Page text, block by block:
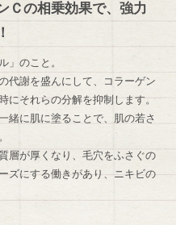
Ｃの相乗効果で、強力
」のこと。
代謝を盛んにして、コラーゲン
にそれらの分解を抑制します。
緒に肌に塗ることで、肌の若さ
層が厚くなり、毛穴をふさぐの
ズにする働きがあり、ニキビの